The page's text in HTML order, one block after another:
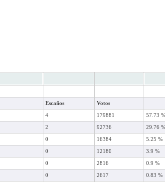
Escaños Votos
4 179881 57.73 %
2 92736 29.76 %
0 16384 5.25 %
0 12180 3.9 %
0 2816 0.9 %
0 2617 0.83 %